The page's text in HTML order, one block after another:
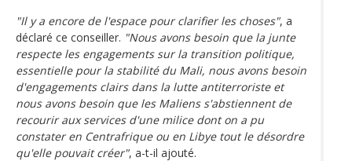
"Il y a encore de l'espace pour clarifier les choses", a
déclaré ce conseiller. "Nous avons besoin que la junte
respecte les engagements sur la transition politique,
essentielle pour la stabilité du Mali, nous avons besoin
d'engagements clairs dans la lutte antiterroriste et
nous avons besoin que les Maliens s'abstiennent de
recourir aux services d'une milice dont on a pu
constater en Centrafrique ou en Libye tout le désordre
qu'elle pouvait créer", a-t-il ajouté.